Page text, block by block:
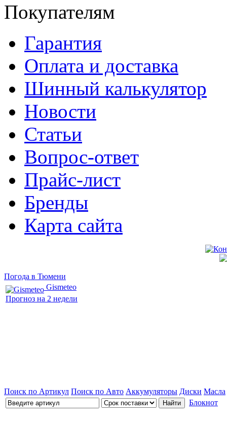
Покупателям
Гарантия
Оплата и доставка
Шинный калькулятор
Новости
Статьи
Вопрос-ответ
Прайс-лист
Бренды
Карта сайта
Погода в Тюмени
Gismeteo
Прогноз на 2 недели
Поиск по Артикул Поиск по Авто Аккумуляторы Диски Масла
Блокнот